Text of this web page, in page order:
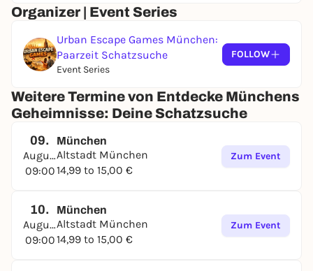
Organizer | Event Series
Urban Escape Games München:
Paarzeit Schatzsuche
Event Series
FOLLOW
Weitere Termine von Entdecke Münchens
Geheimnisse: Deine Schatzsuche
09.
August
09:00
München
Altstadt München
14,99 to 15,00 €
Zum Event
10.
August
09:00
München
Altstadt München
14,99 to 15,00 €
Zum Event